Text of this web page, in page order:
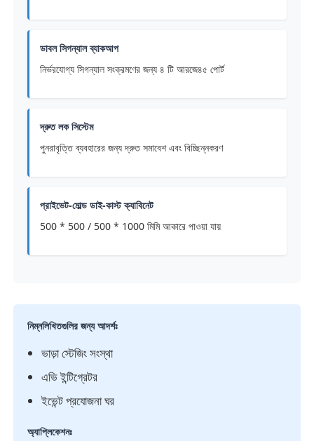
ডাবল সিগন্যাল ব্যাকআপ
নির্ভরযোগ্য সিগন্যাল সংক্রমণের জন্য ৪ টি আরজে৪৫ পোর্ট
দ্রুত লক সিস্টেম
পুনরাবৃত্তি ব্যবহারের জন্য দ্রুত সমাবেশ এবং বিচ্ছিন্নকরণ
প্রাইভেট-মোল্ড ডাই-কাস্ট ক্যাবিনেট
500 * 500 / 500 * 1000 মিমি আকারে পাওয়া যায়
নিম্নলিখিতগুলির জন্য আদর্শঃ
ভাড়া স্টেজিং সংস্থা
এভি ইন্টিগ্রেটর
ইভেন্ট প্রযোজনা ঘর
অ্যাপ্লিকেশনঃ